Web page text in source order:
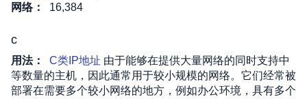
网络：
16,384
c
用法： C类IP地址 由于能够在提供大量网络的同时支持中
等数量的主机，因此通常用于较小规模的网络。它们经常被
部署在需要多个较小网络的地方，例如办公环境，具有多个